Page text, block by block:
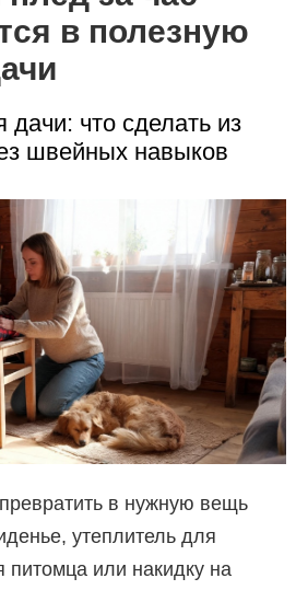
в полезную
что сделать из
швейных навыков
в нужную вещь
утеплитель для
питомца или накидку на